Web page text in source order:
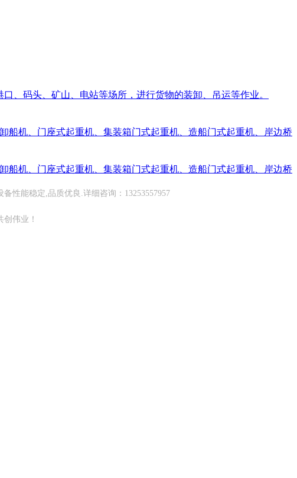
、码头、矿山、电站等场所，进行货物的装卸、吊运等作业。
船机、门座式起重机、集装箱门式起重机、造船门式起重机、岸边桥
船机、门座式起重机、集装箱门式起重机、造船门式起重机、岸边桥
性能稳定,品质优良.详细咨询：13253557957
伟业！